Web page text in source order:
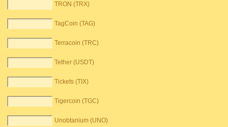
TRON (TRX)
TagCoin (TAG)
Terracoin (TRC)
Tether (USDT)
Tickets (TIX)
Tigercoin (TGC)
Unobtanium (UNO)